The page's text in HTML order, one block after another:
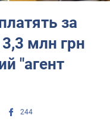
за
млн грн
"агент
244